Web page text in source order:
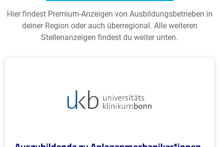
Hier findest Premium-Anzeigen von Ausbildungsbetrieben in
deiner Region oder auch überregional. Alle weiteren
Stellenanzeigen findest du weiter unten.